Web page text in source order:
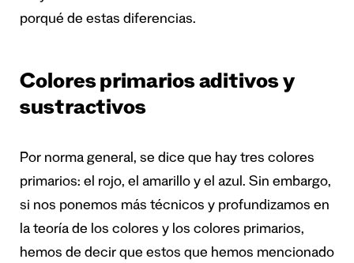
porqué de estas diferencias.
Colores primarios aditivos y
sustractivos
Por norma general, se dice que hay tres colores
primarios: el rojo, el amarillo y el azul. Sin embargo,
si nos ponemos más técnicos y profundizamos en
la teoría de los colores y los colores primarios,
hemos de decir que estos que hemos mencionado